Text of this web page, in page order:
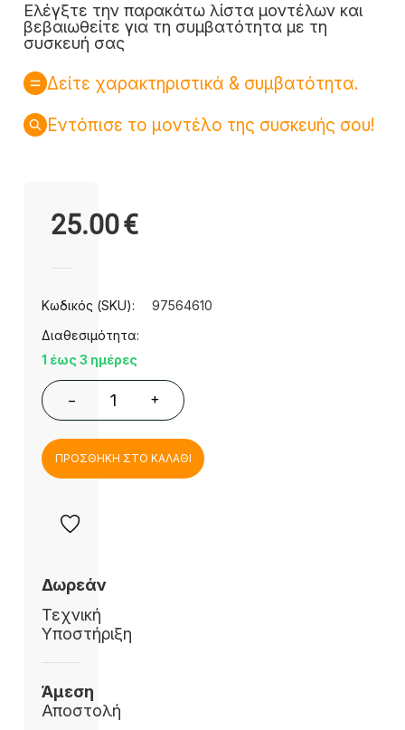
Ελέγξτε την παρακάτω λίστα μοντέλων και
βεβαιωθείτε για τη συμβατότητα με τη
συσκευή σας
Δείτε χαρακτηριστικά & συμβατότητα.
Εντόπισε το μοντέλο της συσκευής σου!
25.00€
Κωδικός (SKU):
97564610
Διαθεσιμότητα:
1 έως 3 ημέρες
− +
ΠΡΟΣΘΗΚΗ ΣΤΟ ΚΑΛΑΘΙ
Δωρεάν
Τεχνική
Υποστήριξη
Άμεση
Αποστολή